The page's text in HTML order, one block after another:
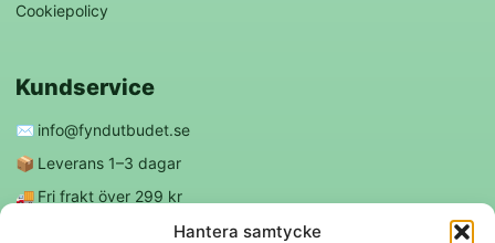
Hantera samtycke
Cookiepolicy
Kundservice
✉️ info@fyndutbudet.se
📦 Leverans 1–3 dagar
🚚 Fri frakt över 299 kr